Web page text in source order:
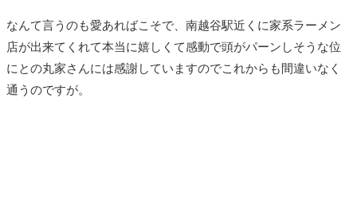
なんて言うのも愛あればこそで、南越谷駅近くに家系ラーメン
店が出来てくれて本当に嬉しくて感動で頭がパーンしそうな位
にとの丸家さんには感謝していますのでこれからも間違いなく
通うのですが。